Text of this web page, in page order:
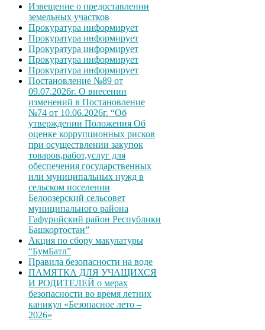
Извещение о предоставлении
земельных участков
Прокуратура информирует
Прокуратура информирует
Прокуратура информирует
Прокуратура информирует
Прокуратура информирует
Постановление №89 от
09.07.2026г. О внесении
изменений в Постановление
№74 от 10.06.2026г. “Об
утверждении Положения Об
оценке коррупционных рисков
при осуществлении закупок
товаров,работ,услуг для
обеспечения государственных
или муниципальных нужд в
сельском поселении
Белоозерский сельсовет
муниципального района
Гафурийский район Республики
Башкортостан”
Акция по сбору макулатуры
“БумБатл”
Правила безопасности на воде
ПАМЯТКА ДЛЯ УЧАЩИХСЯ
И РОДИТЕЛЕЙ о мерах
безопасности во время летних
каникул «Безопасное лето –
2026»